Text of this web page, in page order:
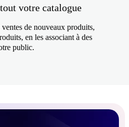
votre catalogue
de nouveaux produits,
en les associant à des
public.